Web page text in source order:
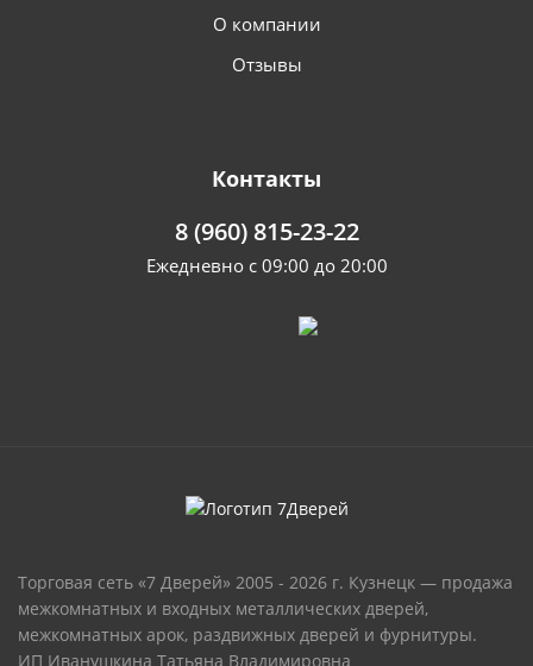
О компании
Отзывы
Контакты
8 (960) 815-23-22
Ежедневно с 09:00 до 20:00
Торговая сеть «7 Дверей» 2005 - 2026 г. Кузнецк — продажа
межкомнатных и входных металлических дверей,
межкомнатных арок, раздвижных дверей и фурнитуры.
ИП Иванушкина Татьяна Владимировна